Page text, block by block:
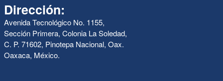
Dirección:
Avenida Tecnológico No. 1155,
Sección Primera, Colonia La Soledad,
C. P. 71602, Pinotepa Nacional, Oax.
Oaxaca, México.